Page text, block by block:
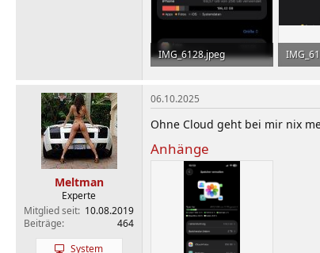
IMG_6128.jpeg
Meltman
Experte
Mitglied seit 10.08.2019
Beiträge
464
System
06.10.2025
Ohne Cloud geht bei mir nix
Anhänge